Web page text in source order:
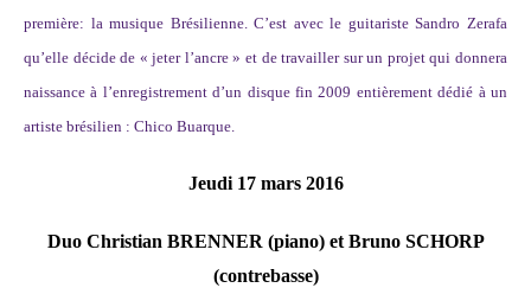
première: la musique Brésilienne. C’est avec le guitariste Sandro Zerafa
qu’elle décide de « jeter l’ancre » et de travailler sur un projet qui donnera
naissance à l’enregistrement d’un disque fin 2009 entièrement dédié à un
artiste brésilien : Chico Buarque.
Jeudi 17 mars 2016
Duo Christian BRENNER (piano) et Bruno SCHORP
(contrebasse)